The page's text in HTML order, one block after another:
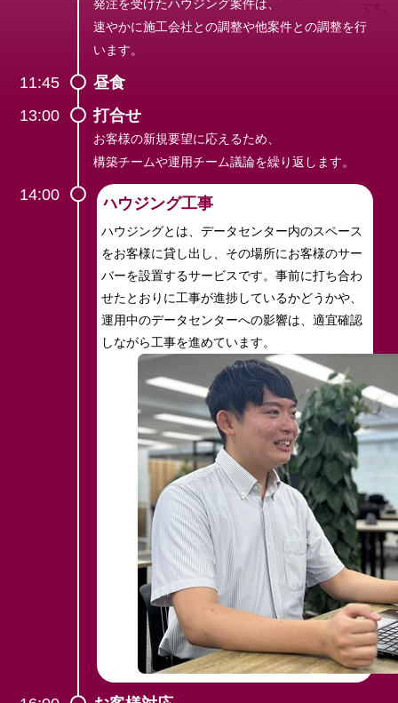
発注を受けたハウジング案件は、
速やかに施工会社との調整や他案件との調整を行
います。
11:45
昼食
13:00
打合せ
お客様の新規要望に応えるため、
構築チームや運用チーム議論を繰り返します。
14:00 ハウジング工事
ハウジングとは、データセンター内のスペース
をお客様に貸し出し、その場所にお客様のサー
バーを設置するサービスです。事前に打ち合わ
せたとおりに工事が進捗しているかどうかや、
運用中のデータセンターへの影響は、適宜確認
しながら工事を進めています。